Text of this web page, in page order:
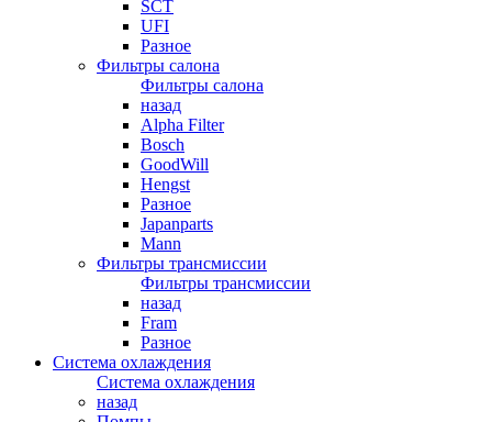
SCT
UFI
Разное
Фильтры салона
Фильтры салона
назад
Alpha Filter
Bosch
GoodWill
Hengst
Разное
Japanparts
Mann
Фильтры трансмиссии
Фильтры трансмиссии
назад
Fram
Разное
Система охлаждения
Система охлаждения
назад